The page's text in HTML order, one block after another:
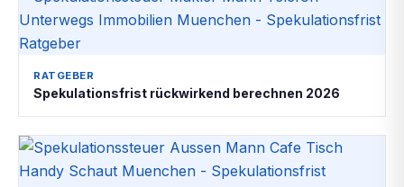
RATGEBER
Spekulationsfrist rückwirkend berechnen 2026